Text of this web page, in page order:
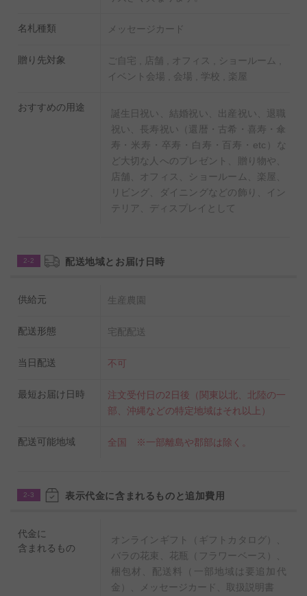
◎ オンラインギフト（ギフトカタログ）シルバーコース
の商品一覧（サンプルページ）はこちら
【オレンジバラ（オレンジローズ）について】
オレンジバラの花言葉は「愛嬌」「信頼」「絆」「さわ
やか」です。見た目のさわやかさ、贈り相手との絆や繋
がりを伝えることができる非常に人気の高いお花です。
【ポリカーボネート製の花瓶（フラワーベース）】
作られた花瓶（フラワーベース）です。高級ガラスと比
づらく、普通に使用していれば割れる心配もほぼありま
せん。また、素材自体に凹凸が少ないため、バクテリア
1/15、ガラスの1/4）特性があります。
名札種類 メッセージカード
贈り先対象
ご自宅 , 店舗 , オフィス , ショールーム ,
イベント会場 , 会場 , 学校 , 楽屋
おすすめの用途
誕生日祝い、結婚祝い、出産祝い、退職
祝い、長寿祝い（還暦・古希・喜寿・傘
寿・米寿・卒寿・白寿・百寿・etc）な
ど大切な人へのプレゼント、贈り物や、
店舗、オフィス、ショールーム、楽屋、
リビング、ダイニングなどの飾り、イン
テリア、ディスプレイとして
2-2 配送地域とお届け日時
供給元 生産農園
配送形態 宅配配送
当日配送 不可
最短お届け日時
注文受付日の2日後（関東以北、北陸の一
部、沖縄などの特定地域はそれ以上）
配送可能地域 全国 ※一部離島や郡部は除く。
2-3 表示代金に含まれるものと追加費用
代金に
含まれるもの
オンラインギフト（ギフトカタログ）、
バラの花束、花瓶（フラワーベース）、
梱包材、配送料（一部地域は要追加代
金）、メッセージカード、取扱説明書